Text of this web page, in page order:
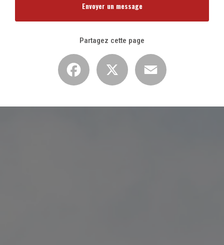
Envoyer un message
Partagez cette page
Facebook